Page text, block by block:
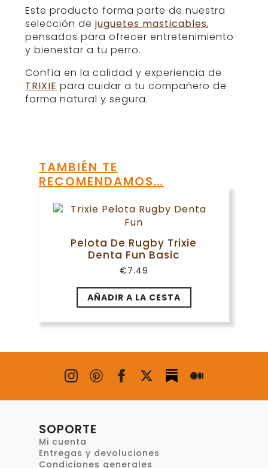
Este producto forma parte de nuestra
selección dejuguetes masticables,
pensados para ofrecer entretenimiento
y bienestar a tu perro.
Confía en la calidad y experiencia de
TRIXIE para cuidar a tu compañero de
forma natural y segura.
TAMBIÉN TE
RECOMENDAMOS…
Pelota De Rugby Trixie
Denta Fun Basic
€7.49
AÑADIR A LA CESTA
SOPORTE
Mi cuenta
Entregas y devoluciones
Condiciones generales